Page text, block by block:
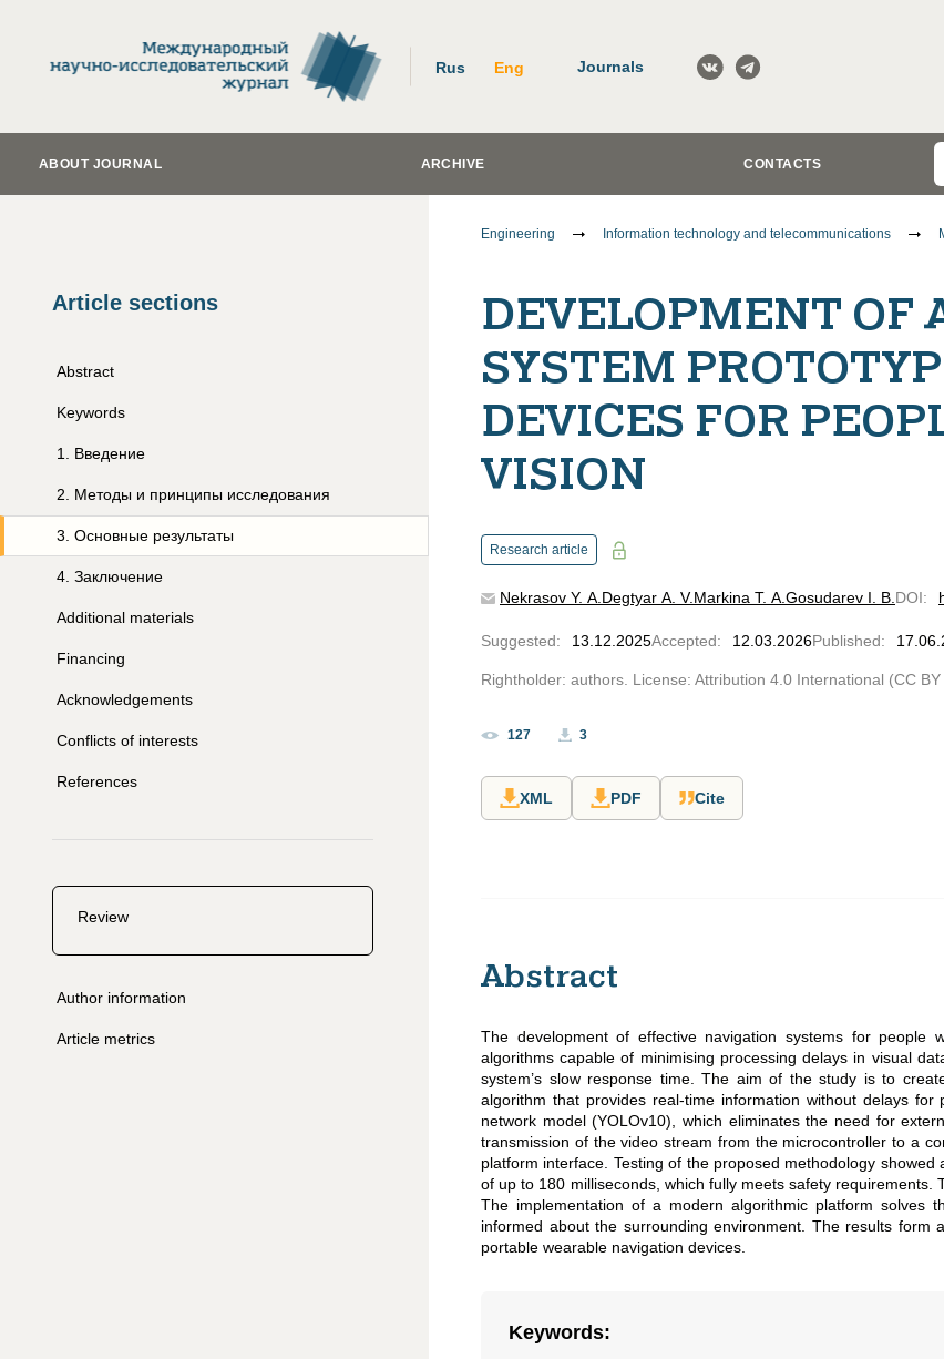
Rus Eng Journals
ABOUT JOURNAL ARCHIVE CONTACTS
Article sections
Abstract
Keywords
1 Введение
2 Методы и принципы исследования
3 Основные результаты
4 Заключение
Additional materials
Financing
Acknowledgements
Conflicts of interests
References
Review
Author information
Article metrics
Engineering Information technology and telecommunications
DEVELOPMENT OF
SYSTEM
DEVICES FOR
VISION
Research article
Nekrasov Y. A. Degtyar A. V.Markina T. A. Gosudarev I. B. DOI:
Suggested: 13.12.2025Accepted: 12.03.2026Published:
Rightholder: authors. License: Attribution 4.0 International (CC BY
127 3
XML PDF Cite
Abstract
The development of effective navigation systems for people
algorithms capable of minimising processing delays in visual
system’s slow response time. The aim of the study is to
algorithm that provides real-time information without delays
network model (YOLOv10), which eliminates the need for
transmission of the video stream from the microcontroller to a
platform interface. Testing of the proposed methodology
of up to 180 milliseconds, which fully meets safety
The implementation of a modern algorithmic platform solves
informed about the surrounding environment. The results
portable wearable navigation devices.
Keywords: